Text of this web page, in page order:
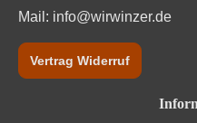
Mail: info@wirwinzer.de
Vertrag Widerruf